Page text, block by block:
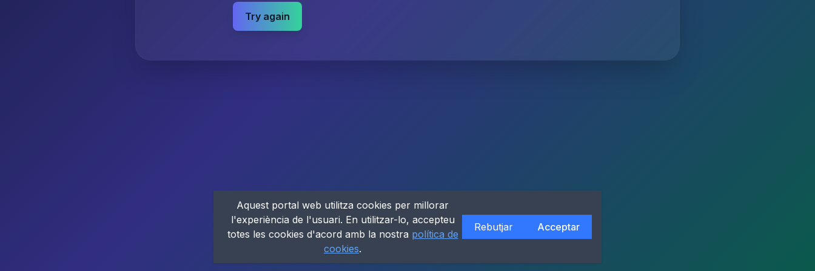
Try again
Aquest portal web utilitza cookies per millorar
l'experiència de l'usuari. En utilitzar-lo, accepteu
totes les cookies d'acord amb la nostra política de
cookies.
Rebutjar Acceptar